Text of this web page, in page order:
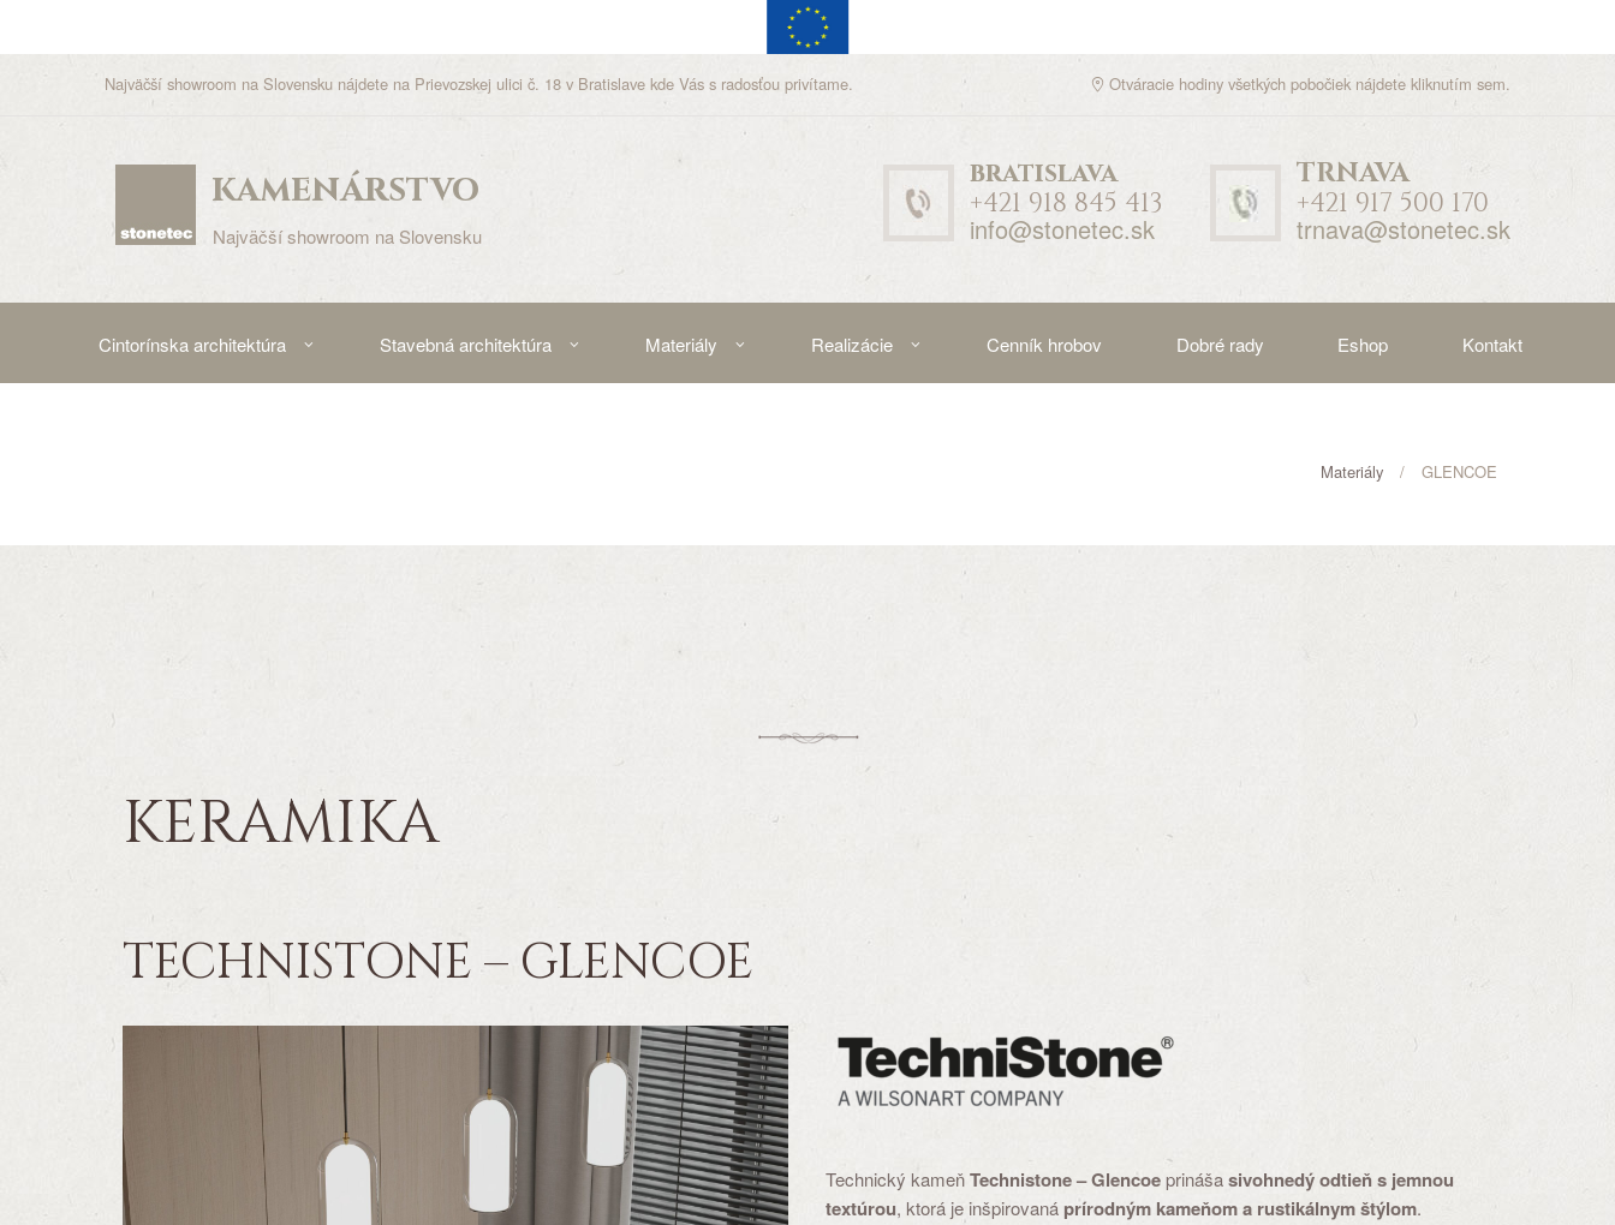
Najväčší showroom na Slovensku nájdete na Prievozskej ulici č. 18 v Bratislave kde Vás s radosťou privítame. Otváracie hodiny všetkých pobočiek nájdete kliknutím sem.
kamenárstvo
Najväčší showroom na Slovensku
bratislava
+421 918 845 413
info@stonetec.sk
TRNAVA
+421 917 500 170
trnava@stonetec.sk
Cintorínska architektúra Stavebná architektúra Materiály Realizácie Cenník hrobov Dobré rady Eshop Kontakt
Materiály GLENCOE
KERAMIKA
TECHNISTONE – GLENCOE
Technický kameňTechnistone – Glencoeprinášasivohnedý odtieň s jemnou
textúrou, ktorá je inšpirovaná prírodným kameňom a rustikálnym štýlom.